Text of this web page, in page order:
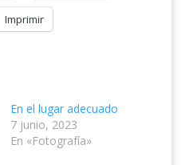
Imprimir
En el lugar adecuado
7 junio, 2023
En «Fotografía»